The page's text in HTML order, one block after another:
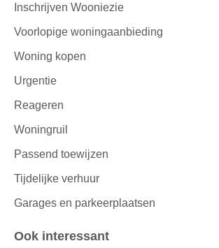
Inschrijven Wooniezie
Voorlopige woningaanbieding
Woning kopen
Urgentie
Reageren
Woningruil
Passend toewijzen
Tijdelijke verhuur
Garages en parkeerplaatsen
Ook interessant